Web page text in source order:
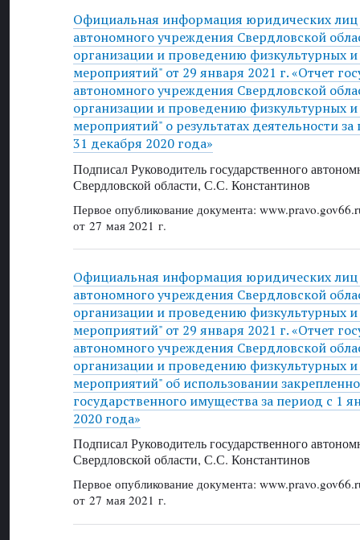
Официальная информация юридических лиц
автономного учреждения Свердловской
организации и проведению физкультурных
мероприятий" от 29 января 2021 г. «Отчет
автономного учреждения Свердловской
организации и проведению физкультурных
мероприятий" о результатах деятельности
31 декабря 2020 года»
Подписал Руководитель государственного
Свердловской области, С.С. Константинов
Первое опубликование документа:
от 27 мая 2021 г.
Официальная информация юридических лиц
автономного учреждения Свердловской
организации и проведению физкультурных
мероприятий" от 29 января 2021 г. «Отчет
автономного учреждения Свердловской
организации и проведению физкультурных
мероприятий" об использовании
государственного имущества за период с 1
2020 года»
Подписал Руководитель государственного
Свердловской области, С.С. Константинов
Первое опубликование документа:
от 27 мая 2021 г.